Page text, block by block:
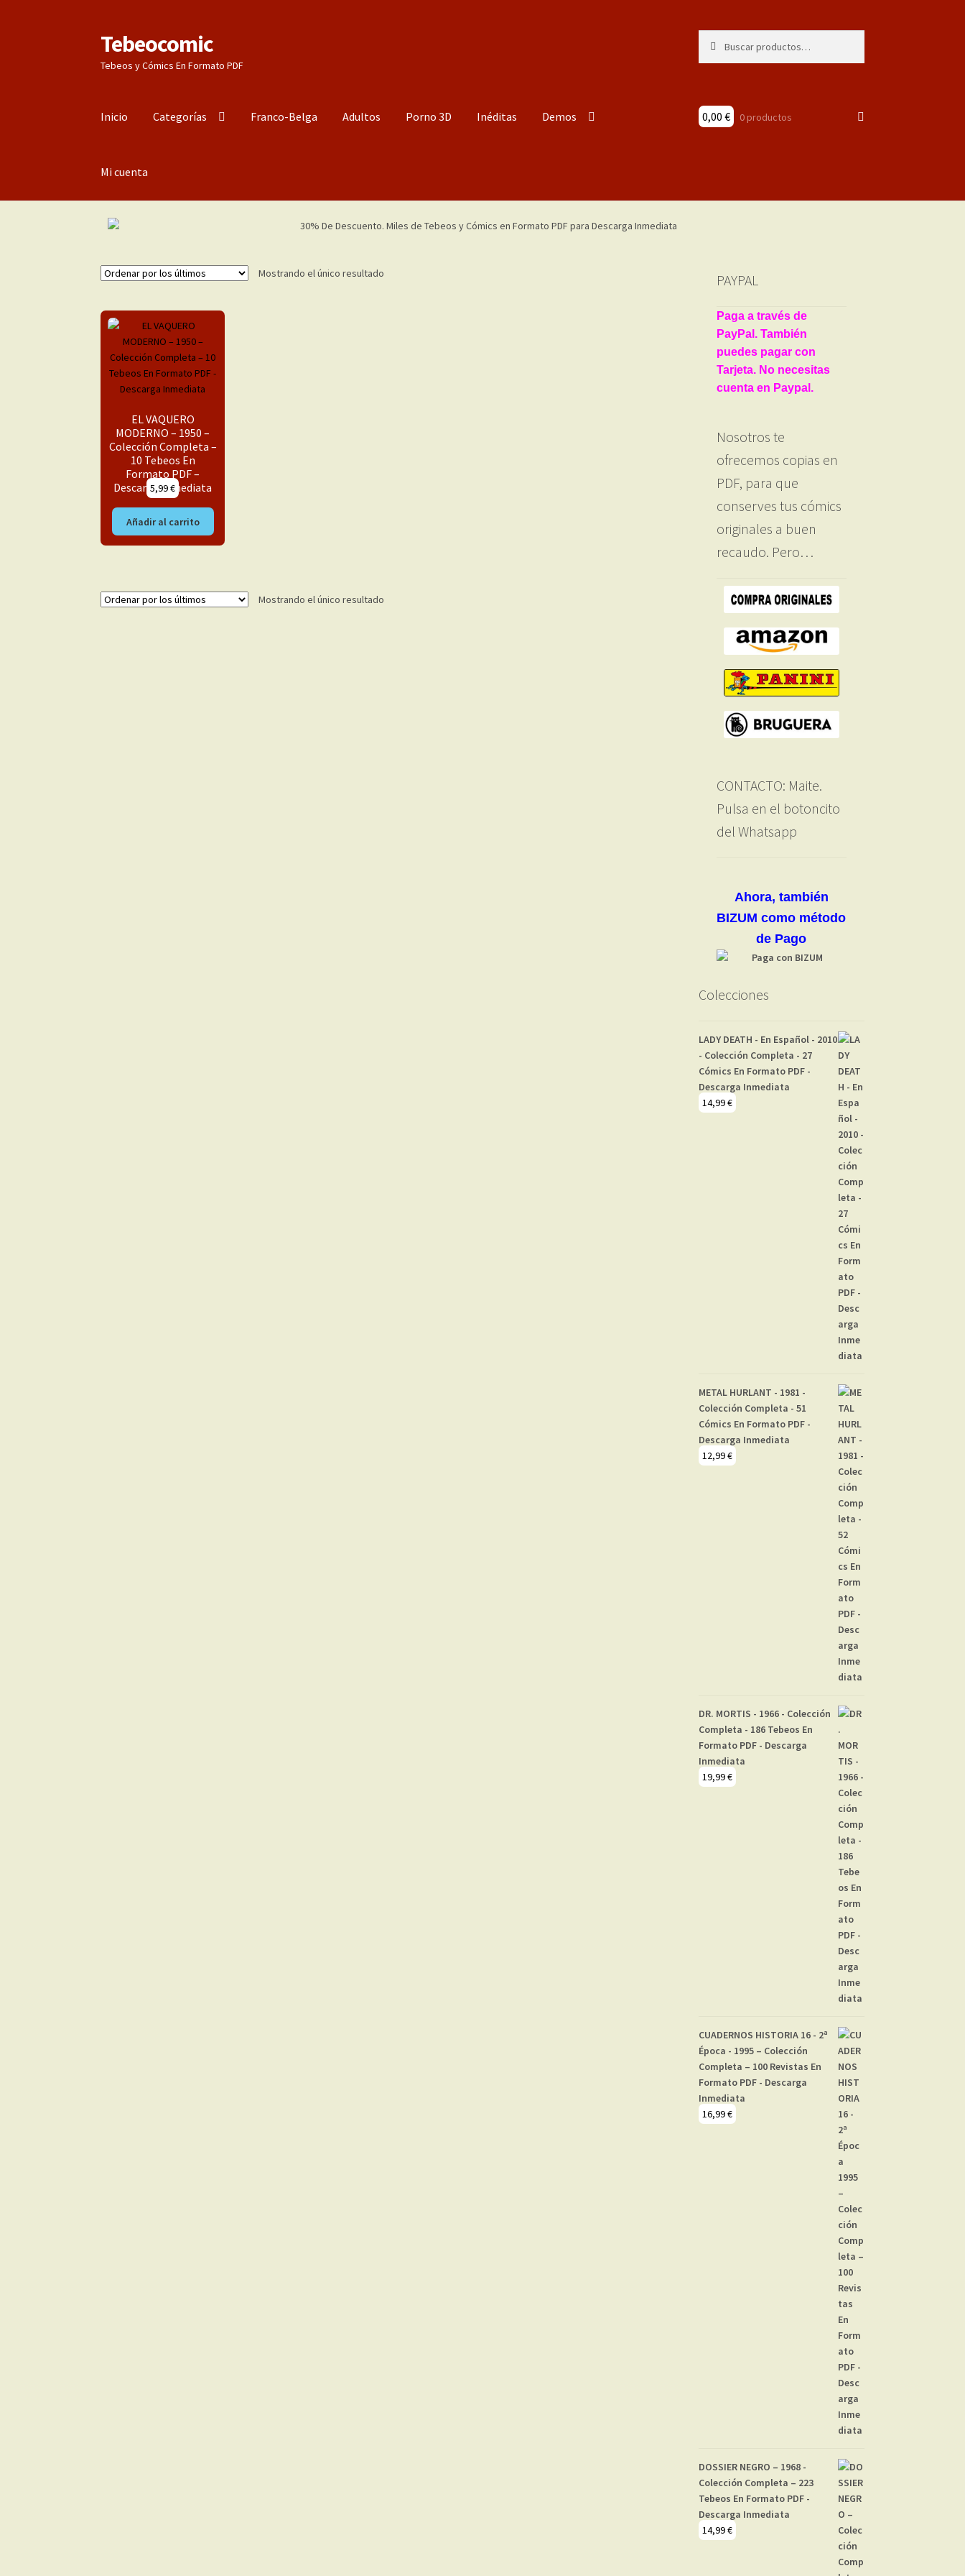
Ir
a
la
Ir
al
contenido
Tebeocomic
Tebeos y Cómics En Formato PDF
por:
Inicio Categorías Franco-Belga Adultos Porno 3D Inéditas Demos
Mi cuenta
0,00 € 0 productos
Mostrando el único resultado
EL VAQUERO
MODERNO – 1950 –
Colección Completa –
10 Tebeos En
Formato PDF –
Descarga Inmediata
5,99€
Añadir al carrito
Mostrando el único resultado
PAYPAL
Paga a través de
PayPal. También
puedes pagar con
Tarjeta. No necesitas
cuenta en Paypal.
Nosotros te
ofrecemos copias en
PDF, para que
conserves tus cómics
originales a buen
recaudo. Pero…
CONTACTO: Maite.
Pulsa en el botoncito
del Whatsapp
Ahora, también
BIZUM como método
de Pago
Colecciones
LADY DEATH - En Español - 2010
- Colección Completa - 27
Cómics En Formato PDF -
Descarga Inmediata
14,99€
METAL HURLANT - 1981 -
Colección Completa - 51
Cómics En Formato PDF -
Descarga Inmediata
12,99€
DR. MORTIS - 1966 - Colección
Completa - 186 Tebeos En
Formato PDF - Descarga
Inmediata
19,99€
CUADERNOS HISTORIA 16 - 2ª
Época - 1995 – Colección
Completa – 100 Revistas En
Formato PDF - Descarga
Inmediata
16,99€
DOSSIER NEGRO – 1968 -
Colección Completa – 223
Tebeos En Formato PDF -
Descarga Inmediata
14,99€